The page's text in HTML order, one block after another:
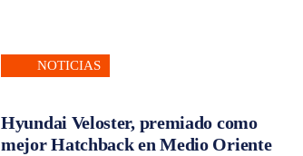
NOTICIAS
Hyundai Veloster, premiado como
mejor Hatchback en Medio Oriente